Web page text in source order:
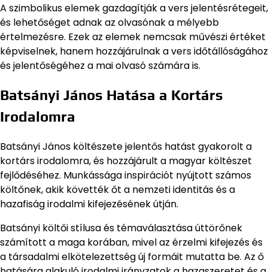
A szimbolikus elemek gazdagítják a vers jelentésrétegeit,
és lehetőséget adnak az olvasónak a mélyebb
értelmezésre. Ezek az elemek nemcsak művészi értéket
képviselnek, hanem hozzájárulnak a vers időtállóságához
és jelentőségéhez a mai olvasó számára is.
Batsányi János Hatása a Kortárs
Irodalomra
Batsányi János költészete jelentős hatást gyakorolt a
kortárs irodalomra, és hozzájárult a magyar költészet
fejlődéséhez. Munkássága inspirációt nyújtott számos
költőnek, akik követték őt a nemzeti identitás és a
hazafiság irodalmi kifejezésének útján.
Batsányi költői stílusa és témaválasztása úttörőnek
számított a maga korában, mivel az érzelmi kifejezés és
a társadalmi elkötelezettség új formáit mutatta be. Az ő